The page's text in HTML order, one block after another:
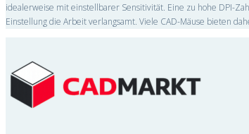
idealerweise mit einstellbarer Sensitivität. Eine zu hohe DPI-
Einstellung die Arbeit verlangsamt. Viele CAD-Mäuse bieten